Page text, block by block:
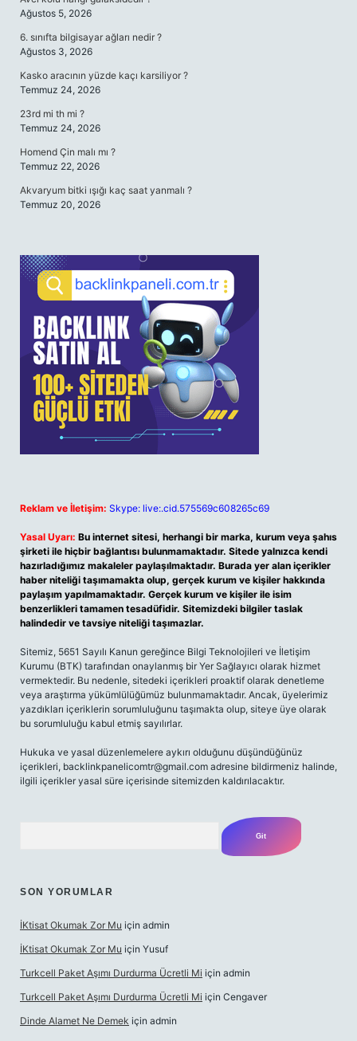
Ağustos 5, 2026
6. sınıfta bilgisayar ağları nedir ?
Ağustos 3, 2026
Kasko aracının yüzde kaçı karsiliyor ?
Temmuz 24, 2026
23rd mi th mi ?
Temmuz 24, 2026
Homend Çin malı mı ?
Temmuz 22, 2026
Akvaryum bitki ışığı kaç saat yanmalı ?
Temmuz 20, 2026
Reklam ve İletişim: Skype: live:.cid.575569c608265c69
Yasal Uyarı: Bu internet sitesi, herhangi bir marka, kurum veya şahıs
şirketi ile hiçbir bağlantısı bulunmamaktadır. Sitede yalnızca kendi
hazırladığımız makaleler paylaşılmaktadır. Burada yer alan içerikler
haber niteliği taşımamakta olup, gerçek kurum ve kişiler hakkında
paylaşım yapılmamaktadır. Gerçek kurum ve kişiler ile isim
benzerlikleri tamamen tesadüfidir. Sitemizdeki bilgiler taslak
halindedir ve tavsiye niteliği taşımazlar.
Sitemiz, 5651 Sayılı Kanun gereğince Bilgi Teknolojileri ve İletişim
Kurumu (BTK) tarafından onaylanmış bir Yer Sağlayıcı olarak hizmet
vermektedir. Bu nedenle, sitedeki içerikleri proaktif olarak denetleme
veya araştırma yükümlülüğümüz bulunmamaktadır. Ancak, üyelerimiz
yazdıkları içeriklerin sorumluluğunu taşımakta olup, siteye üye olarak
bu sorumluluğu kabul etmiş sayılırlar.
Hukuka ve yasal düzenlemelere aykırı olduğunu düşündüğünüz
içerikleri, backlinkpanelicomtr@gmail.com adresine bildirmeniz halinde,
ilgili içerikler yasal süre içerisinde sitemizden kaldırılacaktır.
SON YORUMLAR
İKtisat Okumak Zor Mu için admin
İKtisat Okumak Zor Mu için Yusuf
Turkcell Paket Aşımı Durdurma Ücretli Mi için admin
Turkcell Paket Aşımı Durdurma Ücretli Mi için Cengaver
Dinde Alamet Ne Demek için admin